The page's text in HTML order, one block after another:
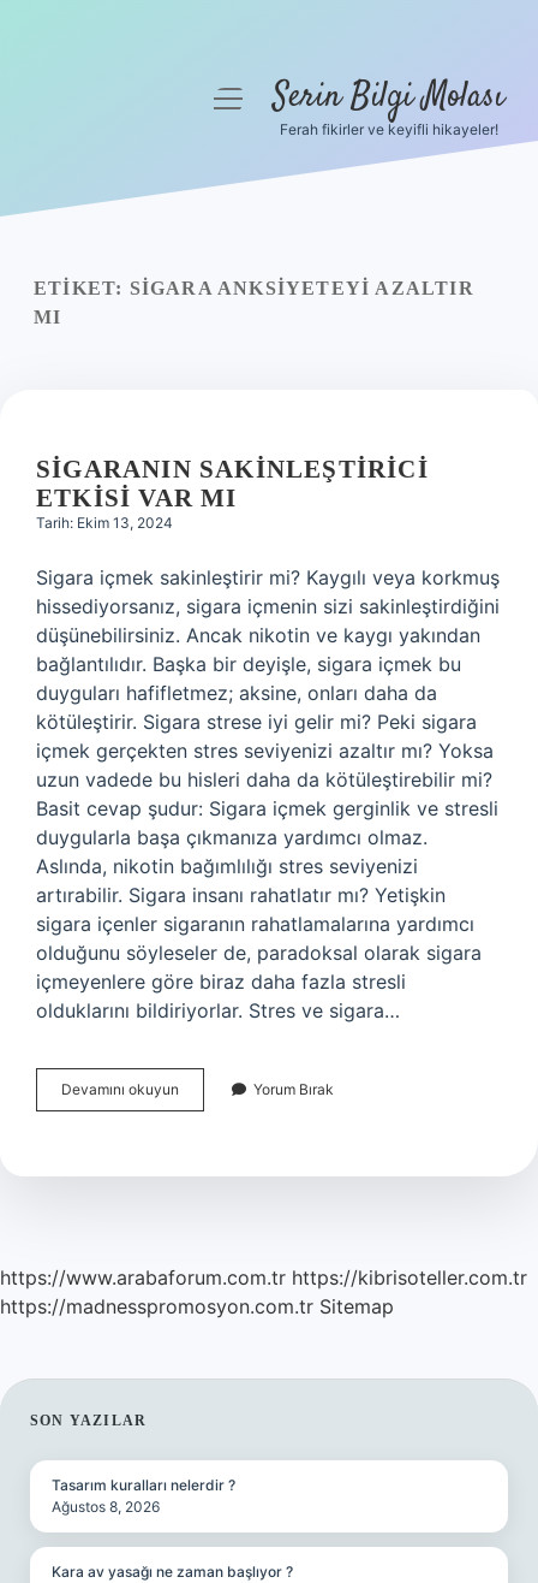
Yasal Uyarı
menüyüSerin Bilgi Molası
Ferah fikirler ve keyifli hikayeler!
ETIKET: SIGARA ANKSIYETEYI AZALTIR
MI
SIGARANIN SAKINLEŞTIRICI
ETKISI VAR MI
Tarih: Ekim 13, 2024
Sigara içmek sakinleştirir mi? Kaygılı veya korkmuş
hissediyorsanız, sigara içmenin sizi sakinleştirdiğini
düşünebilirsiniz. Ancak nikotin ve kaygı yakından
bağlantılıdır. Başka bir deyişle, sigara içmek bu
duyguları hafifletmez; aksine, onları daha da
kötüleştirir. Sigara strese iyi gelir mi? Peki sigara
içmek gerçekten stres seviyenizi azaltır mı? Yoksa
uzun vadede bu hisleri daha da kötüleştirebilir mi?
Basit cevap şudur: Sigara içmek gerginlik ve stresli
duygularla başa çıkmanıza yardımcı olmaz.
Aslında, nikotin bağımlılığı stres seviyenizi
artırabilir. Sigara insanı rahatlatır mı? Yetişkin
sigara içenler sigaranın rahatlamalarına yardımcı
olduğunu söyleseler de, paradoksal olarak sigara
içmeyenlere göre biraz daha fazla stresli
olduklarını bildiriyorlar. Stres ve sigara…
Devamını okuyun Sigaranın
Sakinleştirici
Mı
Yorum Bırak
https://www.arabaforum.com.tr https://kibrisoteller.com.tr
https://madnesspromosyon.com.tr Sitemap
SIDEBAR
SON YAZILAR
Tasarım kuralları nelerdir ?
Ağustos 8, 2026
Kara av yasağı ne zaman başlıyor ?